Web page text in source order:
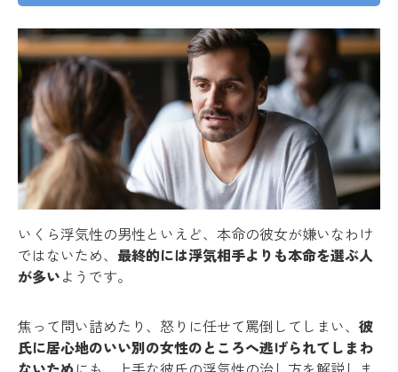
いくら浮気性の男性といえど、本命の彼女が嫌いなわけ
ではないため、 最終的には浮気相手よりも本命を選ぶ人
が多いようです。
焦って問い詰めたり、怒りに任せて罵倒してしまい、 彼
氏に居心地のいい別の女性のところへ逃げられてしまわ